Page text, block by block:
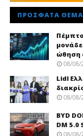
ΠΡΌΣΦΑΤΑ
ώθηση
08/08/
Lidl
08/08/
BYD
DM 5.0
08/08/